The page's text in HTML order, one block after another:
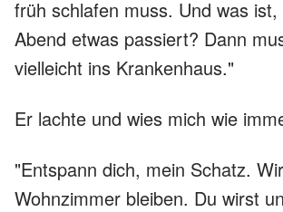
früh schlafen muss. Und was
Abend etwas passiert? Dann
vielleicht ins Krankenhaus."
Er lachte und wies mich wie
"Entspann dich, mein Schatz.
Wohnzimmer bleiben. Du wirst